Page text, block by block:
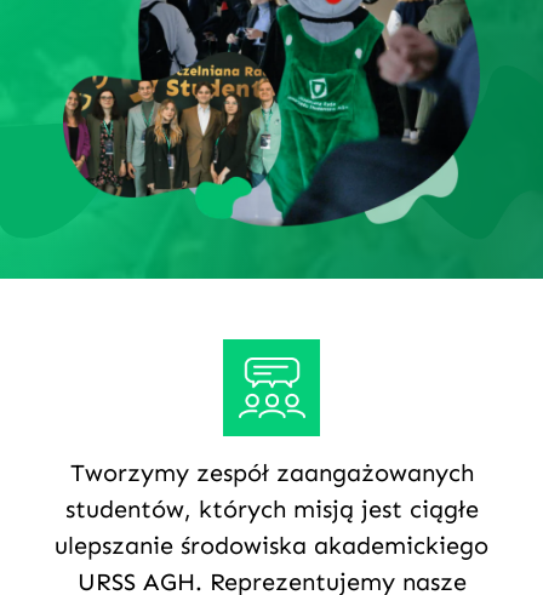
Tworzymy zespół zaangażowanych
studentów, których misją jest ciągłe
ulepszanie środowiska akademickiego
URSS AGH. Reprezentujemy nasze